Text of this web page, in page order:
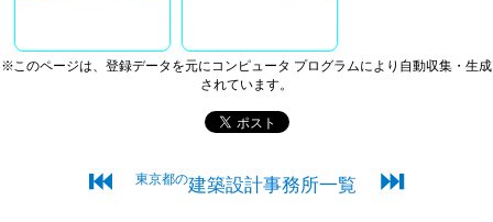
※このページは、登録データを元にコンピュータ プログラムにより自動収集・生成
されています。
⏮ 東京都の建築設計事務所一覧 ⏭